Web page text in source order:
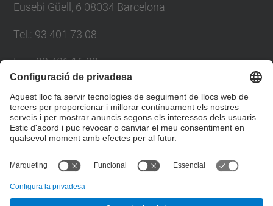
Eusebi Güell, 6 08034 Barcelona
Tel. : 93 401 73 08
Fax:93 401 16 22
Directori UPC
Formulari de contacte